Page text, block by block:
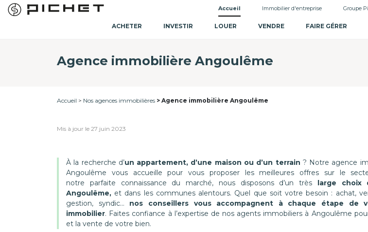
Accueil Immobilier d'entreprise Groupe
ACHETER INVESTIR LOUER VENDRE FAIRE GÉRER
Agence immobilière Angoulême
Accueil Nos agences immobilières Agence immobilière Angoulême
Mis à jour le 27 juin 2023
À la recherche d’un appartement, d’une maison ou d’un terrain ? Notre agence
Angoulême vous accueille pour vous proposer les meilleures offres sur le
notre parfaite connaissance du marché, nous disposons d’un très large choix
Angoulême, et dans les communes alentours. Quel que soit votre besoin : achat,
gestion, syndic… nos conseillers vous accompagnent à chaque étape de
immobilier. Faites confiance à l’expertise de nos agents immobiliers à Angoulême
et la vente de votre bien.